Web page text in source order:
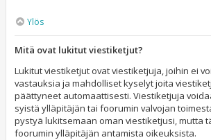
Ylös
Mitä ovat lukitut viestiketjut?
Lukitut viestiketjut ovat viestiketjuja, joihin ei
vastauksia ja mahdolliset kyselyt joita
päättyneet automaattisesti. Viestiketjuja
syistä ylläpitäjän tai foorumin valvojan
pystyä lukitsemaan oman viestiketjusi, mutta
foorumin ylläpitäjän antamista oikeuksista.